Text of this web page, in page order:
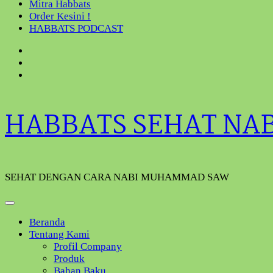
Mitra Habbats
Order Kesini !
HABBATS PODCAST
HABBATS SEHAT
SEHAT DENGAN CARA NABI MUHAMMAD SAW
Beranda
Tentang Kami
Profil Company
Produk